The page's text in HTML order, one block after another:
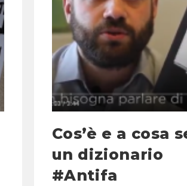
Cos’è e a cosa
un dizionario
#Antifa